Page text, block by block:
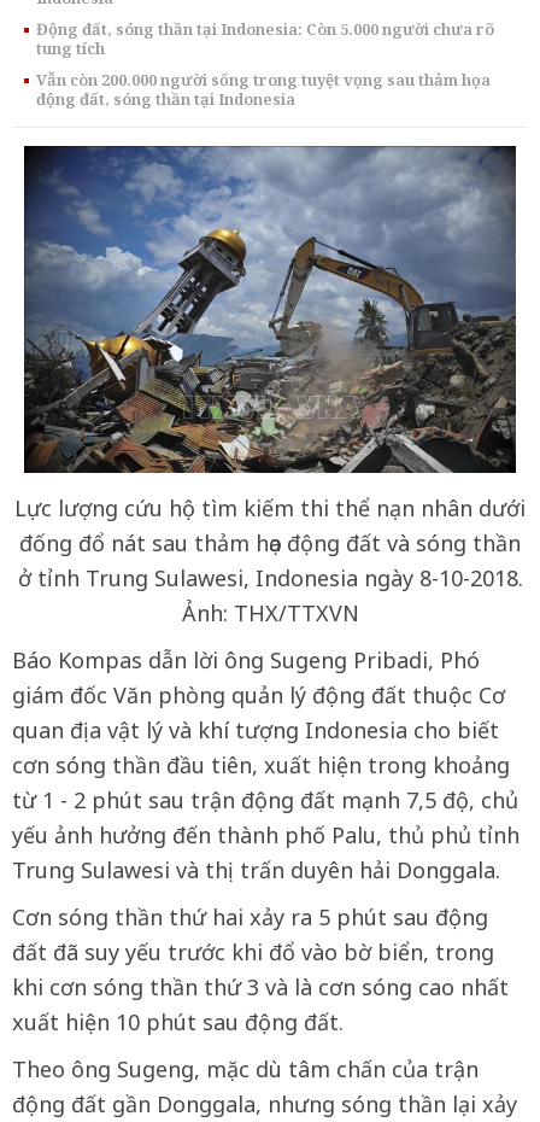
Động đất, sóng thần tại Indonesia: Còn 5.000 người chưa rõ
tung tích
Vẫn còn 200.000 người sống trong tuyệt vọng sau thảm họa
động đất, sóng thần tại Indonesia
Lực lượng cứu hộ tìm kiếm thi thể nạn nhân dưới
đống đổ nát sau thảm họa động đất và sóng thần
ở tỉnh Trung Sulawesi, Indonesia ngày 8-10-2018.
Ảnh: THX/TTXVN
Báo Kompas dẫn lời ông Sugeng Pribadi, Phó
giám đốc Văn phòng quản lý động đất thuộc Cơ
quan địa vật lý và khí tượng Indonesia cho biết
cơn sóng thần đầu tiên, xuất hiện trong khoảng
từ 1 - 2 phút sau trận động đất mạnh 7,5 độ, chủ
yếu ảnh hưởng đến thành phố Palu, thủ phủ tỉnh
Trung Sulawesi và thị trấn duyên hải Donggala.
Cơn sóng thần thứ hai xảy ra 5 phút sau động
đất đã suy yếu trước khi đổ vào bờ biển, trong
khi cơn sóng thần thứ 3 và là cơn sóng cao nhất
xuất hiện 10 phút sau động đất.
Theo ông Sugeng, mặc dù tâm chấn của trận
động đất gần Donggala, nhưng sóng thần lại xảy